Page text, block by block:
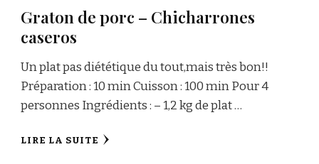
Graton de porc – Chicharrones
caseros
Un plat pas diététique du tout,mais très bon!!
Préparation : 10 min Cuisson : 100 min Pour 4
personnes Ingrédients : – 1,2 kg de plat …
LIRE LA SUITE